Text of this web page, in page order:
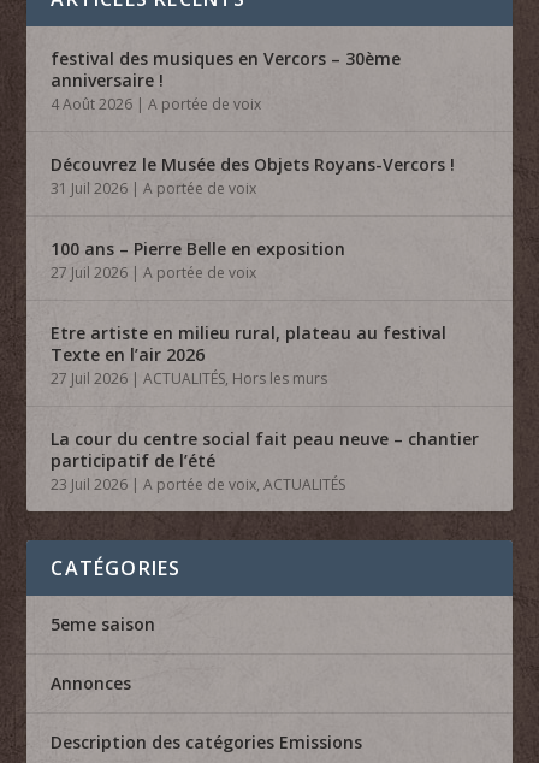
festival des musiques en Vercors – 30ème
anniversaire !
4 Août 2026 |A portée de voix
Découvrez le Musée des Objets Royans-Vercors !
31 Juil 2026 |A portée de voix
100 ans – Pierre Belle en exposition
27 Juil 2026 |A portée de voix
Etre artiste en milieu rural, plateau au festival
Texte en l’air 2026
27 Juil 2026 |ACTUALITÉS, Hors les murs
La cour du centre social fait peau neuve – chantier
participatif de l’été
23 Juil 2026 |A portée de voix,ACTUALITÉS
CATÉGORIES
5eme saison
Annonces
Description des catégories Emissions